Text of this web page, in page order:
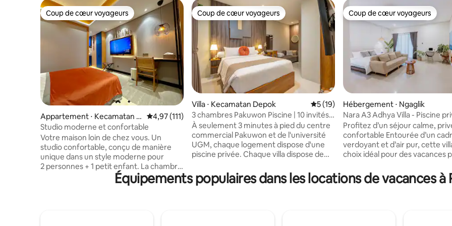
Coup de cœur voyageurs
Coup de cœur voyageurs
Appartement ⋅ Kecamatan N
gaglik
Évaluation moyenne sur la base de 111 commentaires : 4,97 sur 5
4,97 (111)
Studio moderne et confortable
Votre maison loin de chez vous. Un
studio confortable, conçu de manière
unique dans un style moderne pour
2 personnes + 1 petit enfant. La chambre
est équipée d'un lit Queen Size, d'une
salle de bains moderne, d'une cuisine
Coup de cœur voyageurs
Coup de cœur voyageurs
Villa ⋅ Kecamatan Depok Évaluation moyenne sur la base de 19
5 (19)
3 chambres Pakuwon Piscine | 10 invités
Siji Sanggrahan 3 logements
À seulement 3 minutes à pied du centre
commercial Pakuwon et de l'université
UGM, chaque logement dispose d'une
piscine privée. Chaque villa dispose de
une capacité de 10 personnes maximum
par logement. Il y a 3 logements. Si vous
Coup de cœur voyageurs
Coup de cœur voyageurs
Hébergement ⋅ Ngaglik
Nara A3 Adhya Villa - Piscine
Profitez d’un séjour calme,
confortable Entourée d’un cadre naturel
verdoyant et d’air pur, cette
choix idéal pour des vacances
vacances reposantes ou des
de qualité en petite famille. ⸻
Wi-Fi gratuit • Distributeur
Équipements populaires dans les locations de vacances à